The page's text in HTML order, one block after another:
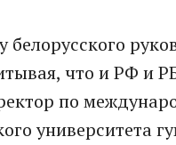
белорусского
что и РФ и
по
университета